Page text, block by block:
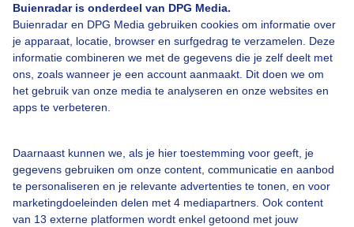
Buienradar is onderdeel van DPG Media.
Buienradar en DPG Media gebruiken cookies om informatie over
je apparaat, locatie, browser en surfgedrag te verzamelen. Deze
informatie combineren we met de gegevens die je zelf deelt met
ons, zoals wanneer je een account aanmaakt. Dit doen we om
het gebruik van onze media te analyseren en onze websites en
apps te verbeteren.
Daarnaast kunnen we, als je hier toestemming voor geeft, je
gegevens gebruiken om onze content, communicatie en aanbod
te personaliseren en je relevante advertenties te tonen, en voor
marketingdoeleinden delen met 4 mediapartners. Ook content
van 13 externe platformen wordt enkel getoond met jouw
Bekijk slideshow
Een moment geduld aub...